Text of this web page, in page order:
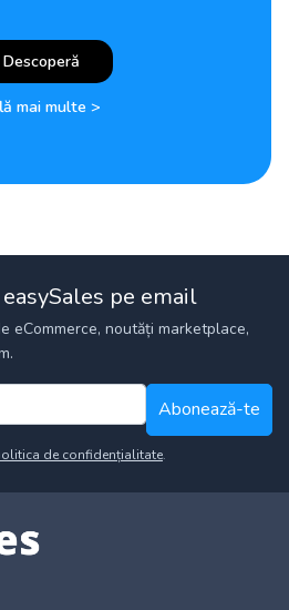
Descoperă
mai multe >
pe email
noutăți marketplace,
Abonează-te
de confidențialitate.